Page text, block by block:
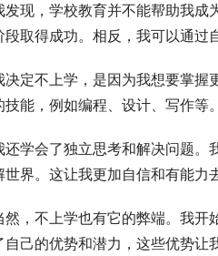
发现，学校教育并不能帮助我成
段取得成功。相反，我可以通过
决定不上学，是因为我想要掌握
技能，例如编程、设计、写作等
还学会了独立思考和解决问题。
世界。这让我更加自信和有能力
然，不上学也有它的弊端。我开
自己的优势和潜力，这些优势让